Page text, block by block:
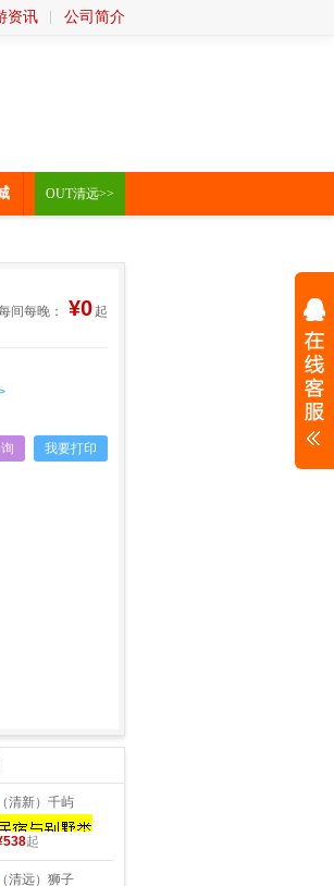
资讯 公司简介
OUT清远>>
间每晚： ¥0 起
我要打印
（清新）千屿
起
（清远）狮子